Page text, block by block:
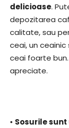
delicioase.
depozitarea
calitate, sau
ceai, un
ceai foarte
apreciate.
• Sosurile